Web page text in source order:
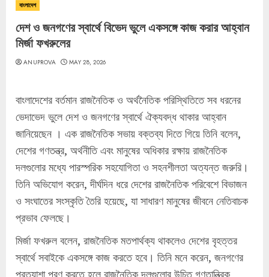
বাংলাদেশ
দেশ ও জনগণের স্বার্থে বিভেদ ভুলে একসঙ্গে কাজ করার আহ্বান
মির্জা ফখরুলের
ANUPROVA MAY 28, 2026
বাংলাদেশের বর্তমান রাজনৈতিক ও অর্থনৈতিক পরিস্থিতিতে সব ধরনের
ভেদাভেদ ভুলে দেশ ও জনগণের স্বার্থে ঐক্যবদ্ধ থাকার আহ্বান
জানিয়েছেন । এক রাজনৈতিক সভায় বক্তব্য দিতে গিয়ে তিনি বলেন,
দেশের গণতন্ত্র, অর্থনীতি এবং মানুষের অধিকার রক্ষায় রাজনৈতিক
দলগুলোর মধ্যে পারস্পরিক সহযোগিতা ও সহনশীলতা অত্যন্ত জরুরি।
তিনি অভিযোগ করেন, দীর্ঘদিন ধরে দেশের রাজনৈতিক পরিবেশে বিভাজন
ও সংঘাতের সংস্কৃতি তৈরি হয়েছে, যা সাধারণ মানুষের জীবনে নেতিবাচক
প্রভাব ফেলছে।
মির্জা ফখরুল বলেন, রাজনৈতিক মতপার্থক্য থাকলেও দেশের বৃহত্তর
স্বার্থে সবাইকে একসঙ্গে কাজ করতে হবে। তিনি মনে করেন, জনগণের